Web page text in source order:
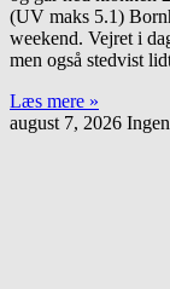
(UV maks 5.1)
weekend. Vejret i
men også stedvist
Læs mere »
august 7, 2026